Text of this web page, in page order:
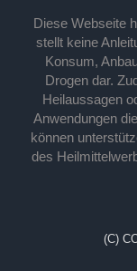
Diese Webseite
stellt keine
Konsum,
Drogen dar.
Heilaussagen
Anwendungen
können
des
(C)